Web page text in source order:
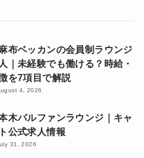
布ベッカンの会員制ラウンジ
｜未経験でも働ける？時給・
を7項目で解説
4, 2026
木パルファンラウンジ｜キャ
公式求人情報
31, 2026